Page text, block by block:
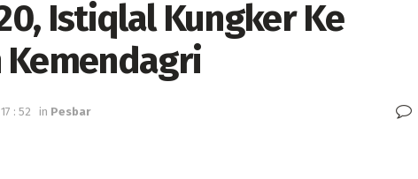
Istiqlal Kungker Ke
Kemendagri
: 52 in Pesbar